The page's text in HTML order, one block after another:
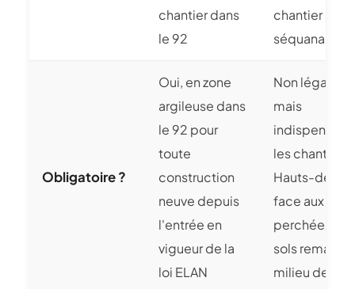
chantier dans
le 92
chantier alto-
séquanais
Obligatoire ?
Oui, en zone
argileuse dans
le 92 pour
toute
construction
neuve depuis
l'entrée en
vigueur de la
loi ELAN
Non
mais
les chantiers
Hauts-de-
face aux
perchées et
sols
milieu dense